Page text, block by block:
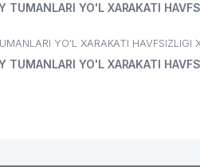
TUMANLARI YO'L XARAKATI
YO'L XARAKATI
TUMANLARI YO'L XARAKATI